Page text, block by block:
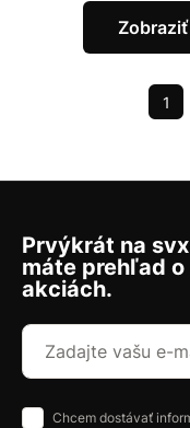
1
Prvýkrát na
máte prehľad
akciách.
Chcem dostávať